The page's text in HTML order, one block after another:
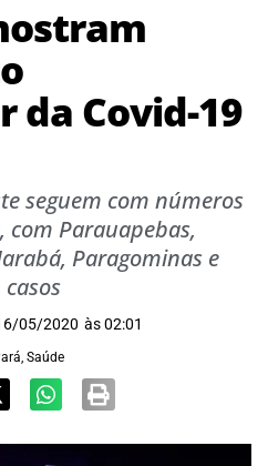
da Covid-19
seguem com números
com Parauapebas,
Paragominas e
05/2020 às 02:01
, Saúde